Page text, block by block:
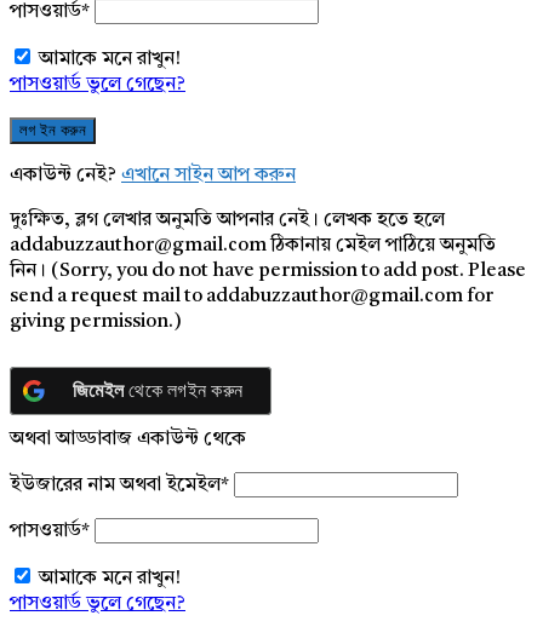
পাসওয়ার্ড*
আমাকে মনে রাখুন!
পাসওয়ার্ড ভুলে গেছেন?
একাউন্ট নেই? এখানে সাইন আপ করুন
দুঃক্ষিত, ব্লগ লেখার অনুমতি আপনার নেই। লেখক হতে হলে
addabuzzauthor@gmail.com ঠিকানায় মেইল পাঠিয়ে অনুমতি
নিন। (Sorry, you do not have permission to add post. Please
send a request mail to addabuzzauthor@gmail.com for
giving permission.)
জিমেইলথেকে লগইন করুন
অথবা আড্ডাবাজ একাউন্ট থেকে
ইউজারের নাম অথবা ইমেইল*
পাসওয়ার্ড*
আমাকে মনে রাখুন!
পাসওয়ার্ড ভুলে গেছেন?